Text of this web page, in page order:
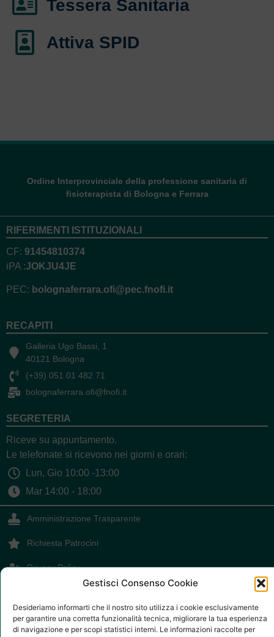
Gestisci Consenso Cookie
Desideriamo informarti che il nostro sito utilizza i cookie esclusivamente
per garantire una corretta funzionalità tecnica, migliorare la tua esperienza
di navigazione e per scopi statistici interni. Le informazioni raccolte per
Tessera Sanitaria
Attiva SPID
Ordine Interprovinciale della professione sanitaria di
fisioterapista di Bologna e Ferrara
RIFERIMENTI ISTITUZIONALI
CF: 91454810374
iPA :JOKJU4JE
PEC: bolognaferrara.ofi@pec.fnofi.it
RECAPITI
Galleria Ugo Bassi, 1
40121 Bologna
(+39) 051 01 482 71
bolognaferrara.ofi@fnofi.it
SEGRETERIA
Riceve su appuntamento.
Le telefonate si ricevono nei giorni e orari:
Lun, Gio 10:00 -13:00
Mar 14:00 - 18:00
Amministrazione Trasparente
Richiesta Patrocini
Privacy Policy
Dichiarazione Accessibilità
Meccanismo di feedback